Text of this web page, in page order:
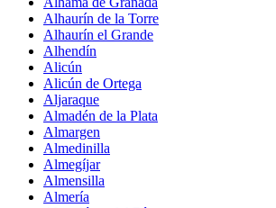
Alhaurín de la Torre
Alhaurín el Grande
Alhendín
Alicún
Alicún de Ortega
Aljaraque
Almadén de la Plata
Almargen
Almedinilla
Almegíjar
Almensilla
Almería